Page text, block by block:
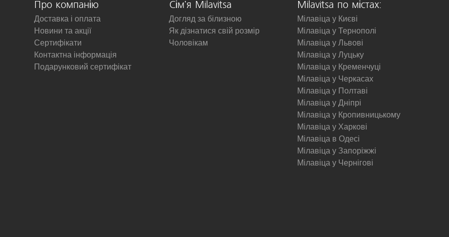
Про компанію
Доставка і оплата
Новини та акції
Сертифікати
Контактна інформація
Подарунковий сертифікат
Сім'я Milavitsa
Догляд за білизною
Як дізнатися свій розмір
Чоловікам
Milavitsa по містах:
Мілавіца у Києві
Мілавіца у Тернополі
Мілавіца у Львові
Мілавіца у Луцьку
Мілавіца у Кременчуці
Мілавіца у Черкасах
Мілавіца у Полтаві
Мілавіца у Дніпрі
Мілавіца у Кропивницькому
Мілавіца у Харкові
Мілавіца в Одесі
Мілавіца у Запоріжжі
Мілавіца у Чернігові